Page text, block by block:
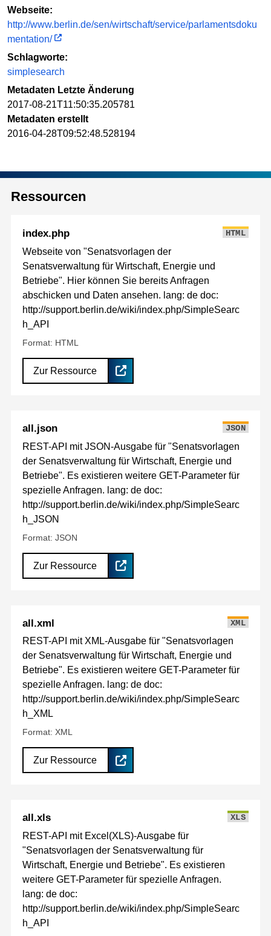
Webseite:
http://www.berlin.de/sen/wirtschaft/service/parlamentsdoku
mentation/
Schlagworte:
simplesearch
Metadaten Letzte Änderung
2017-08-21T11:50:35.205781
Metadaten erstellt
2016-04-28T09:52:48.528194
Ressourcen
index.php HTML
Webseite von "Senatsvorlagen der
Senatsverwaltung für Wirtschaft, Energie und
Betriebe". Hier können Sie bereits Anfragen
abschicken und Daten ansehen. lang: de doc:
http://support.berlin.de/wiki/index.php/SimpleSearc
h_API
Format: HTML
Zur Ressource
all.json JSON
REST-API mit JSON-Ausgabe für "Senatsvorlagen
der Senatsverwaltung für Wirtschaft, Energie und
Betriebe". Es existieren weitere GET-Parameter für
spezielle Anfragen. lang: de doc:
http://support.berlin.de/wiki/index.php/SimpleSearc
h_JSON
Format: JSON
Zur Ressource
all.xml XML
REST-API mit XML-Ausgabe für "Senatsvorlagen
der Senatsverwaltung für Wirtschaft, Energie und
Betriebe". Es existieren weitere GET-Parameter für
spezielle Anfragen. lang: de doc:
http://support.berlin.de/wiki/index.php/SimpleSearc
h_XML
Format: XML
Zur Ressource
all.xls XLS
REST-API mit Excel(XLS)-Ausgabe für
"Senatsvorlagen der Senatsverwaltung für
Wirtschaft, Energie und Betriebe". Es existieren
weitere GET-Parameter für spezielle Anfragen.
lang: de doc:
http://support.berlin.de/wiki/index.php/SimpleSearc
h_API